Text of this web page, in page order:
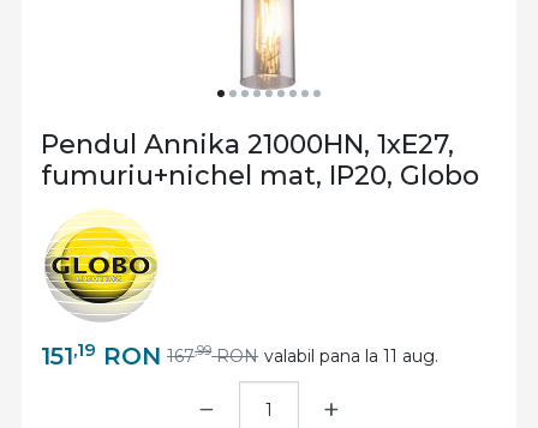
Pendul Annika 21000HN, 1xE27,
fumuriu+nichel mat, IP20, Globo
151,19 RON 167,99 RON valabil pana la 11 aug.
− +